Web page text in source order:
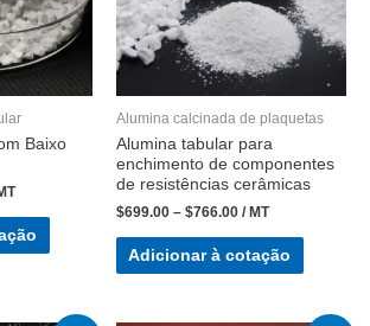
Baixo
Alumina calcinada de plaquetas
Alumina tabular para
enchimento de componentes
de resistências cerâmicas
$699.00 – $766.00 / MT
Adicionar à cotação